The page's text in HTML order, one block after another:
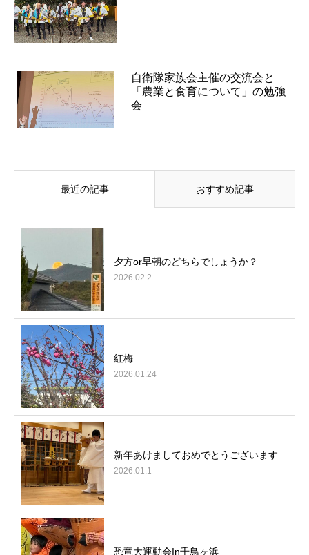
自衛隊家族会主催の交流会と
「農業と食育について」の勉強
会
最近の記事 おすすめ記事
夕方or早朝のどちらでしょうか？
2026.02.2
紅梅
2026.01.24
新年あけましておめでとうございます
2026.01.1
恐竜大運動会In千鳥ヶ浜